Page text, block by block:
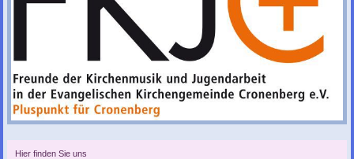
Hier finden Sie uns